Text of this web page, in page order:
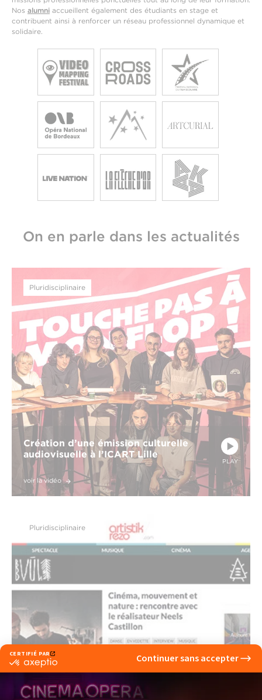
Nos alumni accueillent également des étudiants en stage et
contribuent ainsi à renforcer un réseau professionnel dynamique et
solidaire.
On en parle dans les actualités
Pluridisciplinaire
PLAY
Création d’une émission culturelle
audiovisuelle à l’ICART Lille
voir la vidéo
Pluridisciplinaire
Témoignages de nos étudiants en stage chez
le média culturel Artistik Rezo